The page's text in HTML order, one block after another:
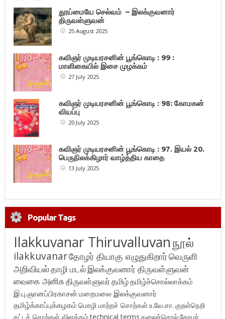
தூய்மையே செல்வம் – இலக்குவனார்
திருவள்ளுவன்
25 August 2025
கவிஞர் முடியரசனின் பூங்கொடி : 99 :
மாளிகையில் இசை முழக்கம்
27 July 2025
கவிஞர் முடியரசனின் பூங்கொடி : 98: கோமகன்
வியப்பு
20 July 2025
கவிஞர் முடியரசனின் பூங்கொடி : 97. இயல் 20.
பெருநிலக்கிழார் வாழ்த்திய காதை
13 July 2025
Popular Tags
Ilakkuvanar Thiruvalluvanநூல்
ilakkuvanarதோழர் தியாகு எழுதுகிறார்வெருளி
அறிவியல்தாழி மடல்இலக்குவனார் திருவள்ளுவன்
வைகை அனிசுதிருவள்ளுவர்தமிழ்தமிழ்ச்சொல்லாக்கம்
இ.பு.ஞானப்பிரகாசன் மறைமலை இலக்குவனார்
தமிழ்க்காப்புக்கழகம் மொழி மாற்றச் சொற்கள்உ.வே.சா. குறள்நெறி
சட்டச் சொற்கள் விளக்கம்technical terms கலைச்சொல்தோழர்